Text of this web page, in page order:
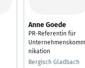
Anne Goede
PR-Referentin für
nikation
Bergisch Gladbach